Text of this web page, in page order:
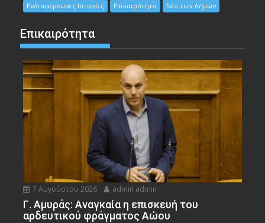
Ενδιαφέρουσες Ιστορίες Επικαιρότητα Νέα των Δήμων
Επικαιρότητα
7 Αυγούστου 2026 admin admin
Γ. Αμυράς: Αναγκαία η επισκευή του
αρδευτικού φράγματος Αώου